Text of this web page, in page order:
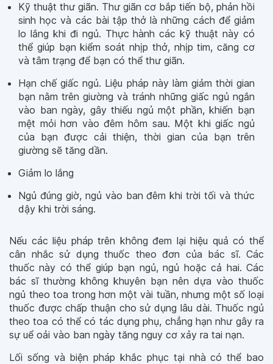
Kỹ thuật thư giãn. Thư giãn cơ bắp tiến bộ, phản hồi
sinh học và các bài tập thở là những cách để giảm
lo lắng khi đi ngủ. Thực hành các kỹ thuật này có
thể giúp bạn kiểm soát nhịp thở, nhịp tim, căng cơ
và tâm trạng để bạn có thể thư giãn.
Hạn chế giấc ngủ. Liệu pháp này làm giảm thời gian
bạn nằm trên giường và tránh những giấc ngủ ngắn
vào ban ngày, gây thiếu ngủ một phần, khiến bạn
mệt mỏi hơn vào đêm hôm sau. Một khi giấc ngủ
của bạn được cải thiện, thời gian của bạn trên
giường sẽ tăng dần.
Giảm lo lắng
Ngủ đúng giờ, ngủ vào ban đêm khi trời tối và thức
dậy khi trời sáng.
Nếu các liệu pháp trên không đem lại hiệu quả có thể
cân nhắc sử dụng thuốc theo đơn của bác sĩ. Các
thuốc này có thể giúp bạn ngủ, ngủ hoặc cả hai. Các
bác sĩ thường không khuyên bạn nên dựa vào thuốc
ngủ theo toa trong hơn một vài tuần, nhưng một số loại
thuốc được chấp thuận cho sử dụng lâu dài. Thuốc ngủ
theo toa có thể có tác dụng phụ, chẳng hạn như gây ra
sự uể oải vào ban ngày tăng nguy cơ xảy ra tai nạn.
Lối sống và biện pháp khắc phục tại nhà có thể bao